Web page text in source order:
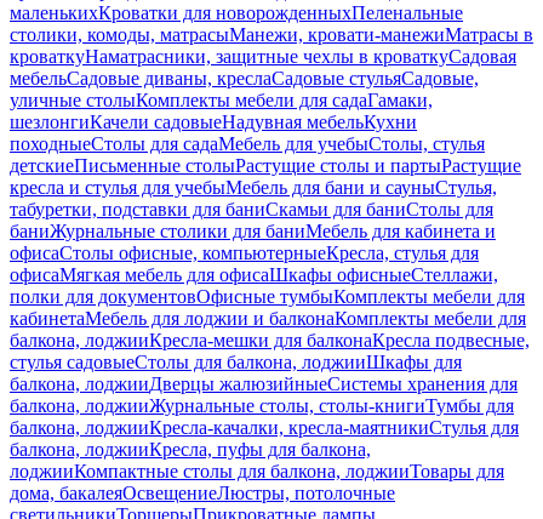
маленькихКроватки для новорожденныхПеленальные
столики, комоды, матрасыМанежи, кровати-манежиМатрасы в
кроваткуНаматрасники, защитные чехлы в кроваткуСадовая
мебельСадовые диваны, креслаСадовые стульяСадовые,
уличные столыКомплекты мебели для садаГамаки,
шезлонгиКачели садовыеНадувная мебельКухни
походныеСтолы для садаМебель для учебыСтолы, стулья
детскиеПисьменные столыРастущие столы и партыРастущие
кресла и стулья для учебыМебель для бани и сауныСтулья,
табуретки, подставки для баниСкамьи для баниСтолы для
баниЖурнальные столики для баниМебель для кабинета и
офисаСтолы офисные, компьютерныеКресла, стулья для
офисаМягкая мебель для офисаШкафы офисныеСтеллажи,
полки для документовОфисные тумбыКомплекты мебели для
кабинетаМебель для лоджии и балконаКомплекты мебели для
балкона, лоджииКресла-мешки для балконаКресла подвесные,
стулья садовыеСтолы для балкона, лоджииШкафы для
балкона, лоджииДверцы жалюзийныеСистемы хранения для
балкона, лоджииЖурнальные столы, столы-книгиТумбы для
балкона, лоджииКресла-качалки, кресла-маятникиСтулья для
балкона, лоджииКресла, пуфы для балкона,
лоджииКомпактные столы для балкона, лоджииТовары для
дома, бакалеяОсвещениеЛюстры, потолочные
светильникиТоршерыПрикроватные лампы,